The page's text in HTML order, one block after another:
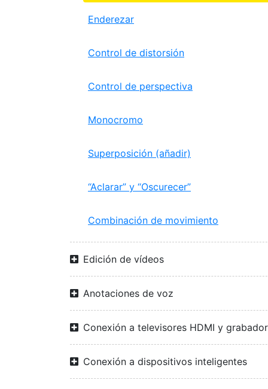
Enderezar
Control de distorsión
Control de perspectiva
Monocromo
Superposición (añadir)
“Aclarar” y “Oscurecer”
Combinación de movimiento
Edición de vídeos
Anotaciones de voz
Conexión a televisores HDMI y
Conexión a dispositivos inteligentes